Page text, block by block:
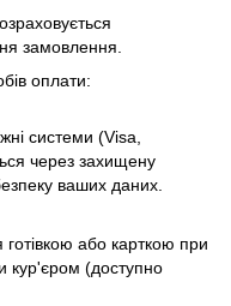
замовлення.
оплати:
системи (Visa,
через захищену
ваших даних.
або карткою при
кур'єром (доступно